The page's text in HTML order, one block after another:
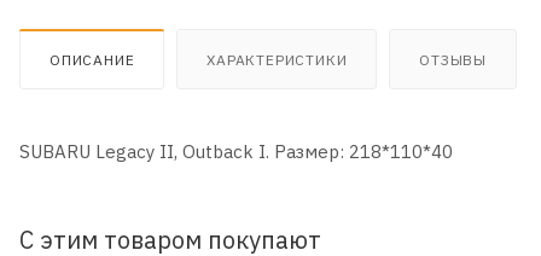
ОПИСАНИЕ ХАРАКТЕРИСТИКИ ОТЗЫВЫ
SUBARU Legacy II, Outback I. Размер: 218*110*40
С этим товаром покупают